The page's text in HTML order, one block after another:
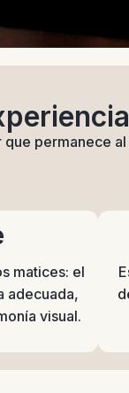
permanece
matices: el
adecuada,
visual.